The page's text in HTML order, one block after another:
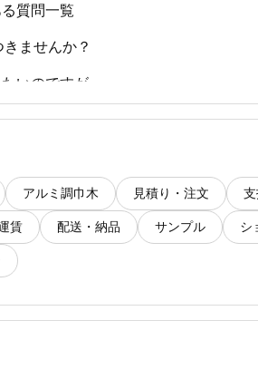
質問一覧
ませんか？
いのですが。
防腐剤は入っていますか？
ますか？
アルミ調巾木 見積り・注文
賃 配送・納品 サンプル シ